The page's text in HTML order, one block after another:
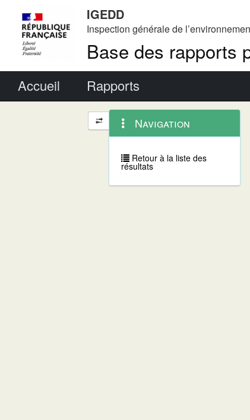
IGEDD
Inspection générale de
Base des rapports
Accueil Rapports
Navigation
et
outils
annexes
contextuel
Navigation
Retour à la liste des
résultats